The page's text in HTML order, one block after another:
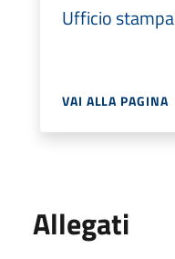
Ufficio stampa
VAI ALLA PAGINA
Allegati